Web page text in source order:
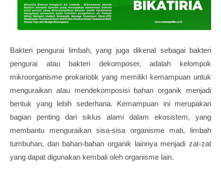
Bakteri pengurai limbah, yang juga dikenal sebagai bakteri
pengurai atau bakteri dekomposer, adalah kelompok
mikroorganisme prokariotik yang memiliki kemampuan untuk
menguraikan atau mendekomposisi bahan organik menjadi
bentuk yang lebih sederhana. Kemampuan ini merupakan
bagian penting dari siklus alami dalam ekosistem, yang
membantu menguraikan sisa-sisa organisme mati, limbah
tumbuhan, dan bahan-bahan organik lainnya menjadi zat-zat
yang dapat digunakan kembali oleh organisme lain.